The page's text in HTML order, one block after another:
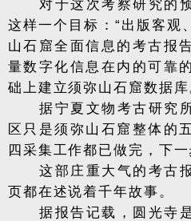
对于这次考察研究的
这样一个目标：“出版客观
山石窟全面信息的考古报
量数字化信息在内的可靠
础上建立须弥山石窟数据库
据宁夏文物考古研究
区只是须弥山石窟整体的
四采集工作都已做完，下一
这部庄重大气的考古
页都在述说着千年故事。
据报告记载，圆光寺